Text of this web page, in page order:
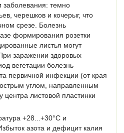
заболевания: темно
черешков и кочерыг, что
срезе. Болезнь
формирования розетки
листья могут
заражении здоровых
вегетации болезнь
первичной инфекции (от края
углом, направленным
центра листовой пластинки
+28...+30°С и
азота и дефицит калия